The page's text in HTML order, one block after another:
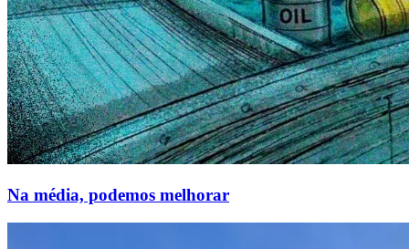
Na média, podemos melhorar